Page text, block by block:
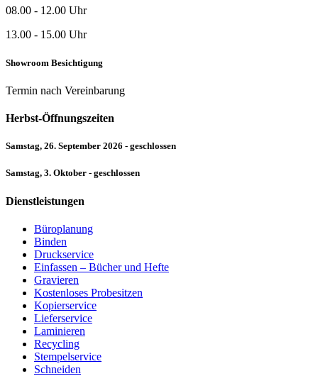
08.00 - 12.00 Uhr
13.00 - 15.00 Uhr
Showroom Besichtigung
Termin nach Vereinbarung
Herbst-Öffnungszeiten
Samstag, 26. September 2026 - geschlossen
Samstag, 3. Oktober - geschlossen
Dienstleistungen
Büroplanung
Binden
Druckservice
Einfassen – Bücher und Hefte
Gravieren
Kostenloses Probesitzen
Kopierservice
Lieferservice
Laminieren
Recycling
Stempelservice
Schneiden